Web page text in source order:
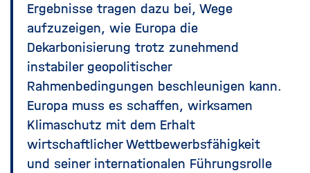
Ergebnisse tragen dazu bei, Wege
aufzuzeigen, wie Europa die
Dekarbonisierung trotz zunehmend
instabiler geopolitischer
Rahmenbedingungen beschleunigen kann.
Europa muss es schaffen, wirksamen
Klimaschutz mit dem Erhalt
wirtschaftlicher Wettbewerbsfähigkeit
und seiner internationalen Führungsrolle